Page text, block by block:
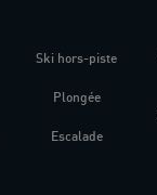
Ski hors-piste
Plongée
Escalade